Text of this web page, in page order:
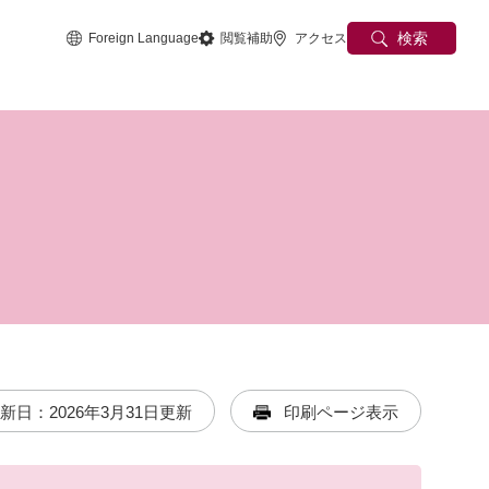
Foreign Language 閲覧補助 アクセス 検索
日：2026年3月31日更新 印刷ページ表示